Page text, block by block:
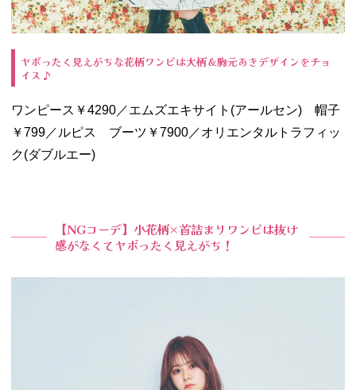
ヤボったく見えがちな花柄ワンピは大柄＆胸元あきデザインをチョ
イス♪
ワンピース￥4290／エムズエキサイト(アールセン) 帽子
￥799／ルピス ブーツ￥7900／オリエンタルトラフィッ
ク(ダブルエー)
【NGコーデ】小花柄×首詰まりワンピは抜け
感がなくてヤボったく見えがち！